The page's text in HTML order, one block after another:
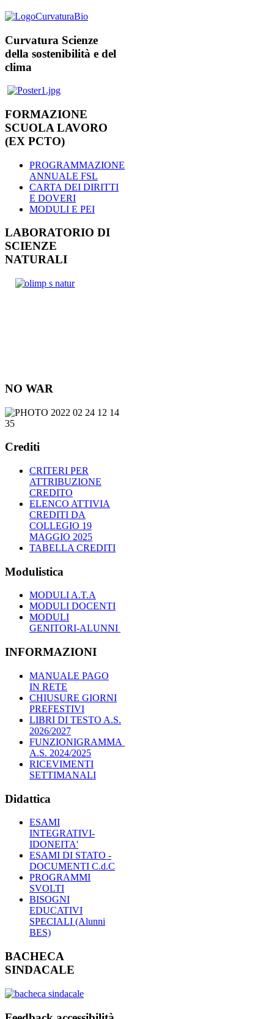
Curvatura Scienze
della sostenibilità e del
clima
FORMAZIONE
SCUOLA LAVORO
(EX PCTO)
PROGRAMMAZIONE
ANNUALE FSL
CARTA DEI DIRITTI
E DOVERI
MODULI E PEI
LABORATORIO DI
SCIENZE
NATURALI
NO WAR
Crediti
CRITERI PER
ATTRIBUZIONE
CREDITO
ELENCO ATTIVIA
CREDITI DA
COLLEGIO 19
MAGGIO 2025
TABELLA CREDITI
Modulistica
MODULI A.T.A
MODULI DOCENTI
MODULI
GENITORI-ALUNNI
INFORMAZIONI
MANUALE PAGO
IN RETE
CHIUSURE GIORNI
PREFESTIVI
LIBRI DI TESTO A.S.
2026/2027
FUNZIONIGRAMMA
A.S. 2024/2025
RICEVIMENTI
SETTIMANALI
Didattica
ESAMI
INTEGRATIVI-
IDONEITA'
ESAMI DI STATO -
DOCUMENTI C.d.C
PROGRAMMI
SVOLTI
BISOGNI
EDUCATIVI
SPECIALI (Alunni
BES)
BACHECA
SINDACALE